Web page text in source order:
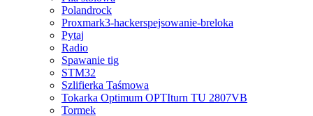
Polandrock
Proxmark3-hackerspejsowanie-breloka
Pytaj
Radio
Spawanie tig
STM32
Szlifierka Taśmowa
Tokarka Optimum OPTIturn TU 2807VB
Tormek